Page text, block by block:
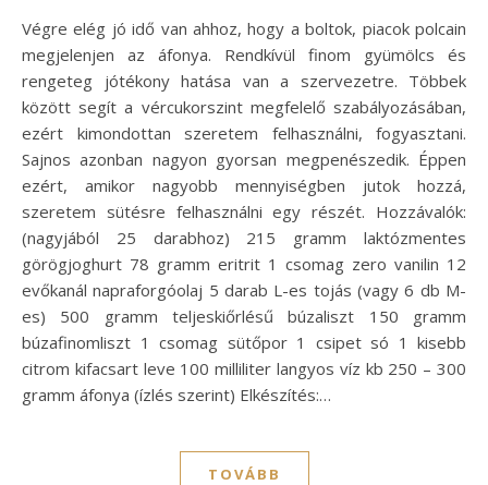
Végre elég jó idő van ahhoz, hogy a boltok, piacok polcain
megjelenjen az áfonya. Rendkívül finom gyümölcs és
rengeteg jótékony hatása van a szervezetre. Többek
között segít a vércukorszint megfelelő szabályozásában,
ezért kimondottan szeretem felhasználni, fogyasztani.
Sajnos azonban nagyon gyorsan megpenészedik. Éppen
ezért, amikor nagyobb mennyiségben jutok hozzá,
szeretem sütésre felhasználni egy részét. Hozzávalók:
(nagyjából 25 darabhoz) 215 gramm laktózmentes
görögjoghurt 78 gramm eritrit 1 csomag zero vanilin 12
evőkanál napraforgóolaj 5 darab L-es tojás (vagy 6 db M-
es) 500 gramm teljeskiőrlésű búzaliszt 150 gramm
búzafinomliszt 1 csomag sütőpor 1 csipet só 1 kisebb
citrom kifacsart leve 100 milliliter langyos víz kb 250 – 300
gramm áfonya (ízlés szerint) Elkészítés:…
TOVÁBB